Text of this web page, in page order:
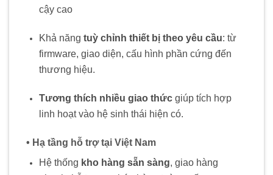
cậy cao
Khả năng tuỳ chỉnh thiết bị theo yêu cầu: từ
firmware, giao diện, cấu hình phần cứng đến
thương hiệu.
Tương thích nhiều giao thứcgiúp tích hợp
linh hoạt vào hệ sinh thái hiện có.
• Hạ tầng hỗ trợ tại Việt Nam
Hệ thống kho hàng sẵn sàng, giao hàng